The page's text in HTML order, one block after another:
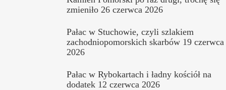
zmieniło 26 czerwca 2026
Pałac w Stuchowie, czyli szlakiem
zachodniopomorskich skarbów 19 czerwca
2026
Pałac w Rybokartach i ładny kościół na
dodatek 12 czerwca 2026